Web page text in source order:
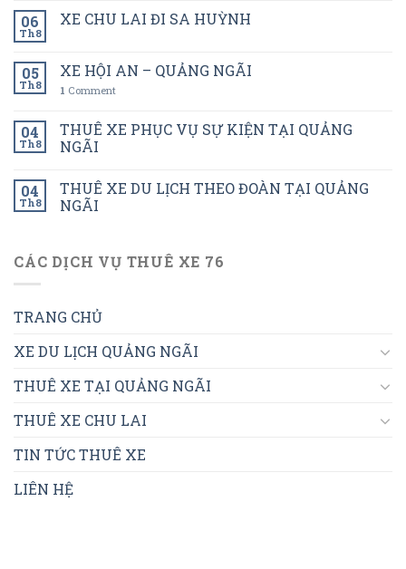
06
Th8
XE CHU LAI ĐI SA HUỲNH
05
Th8
XE HỘI AN – QUẢNG NGÃI
1 Comment
04
Th8
THUÊ XE PHỤC VỤ SỰ KIỆN TẠI QUẢNG
NGÃI
04
Th8
THUÊ XE DU LỊCH THEO ĐOÀN TẠI QUẢNG
NGÃI
CÁC DỊCH VỤ THUÊ XE 76
TRANG CHỦ
XE DU LỊCH QUẢNG NGÃI
THUÊ XE TẠI QUẢNG NGÃI
THUÊ XE CHU LAI
TIN TỨC THUÊ XE
LIÊN HỆ